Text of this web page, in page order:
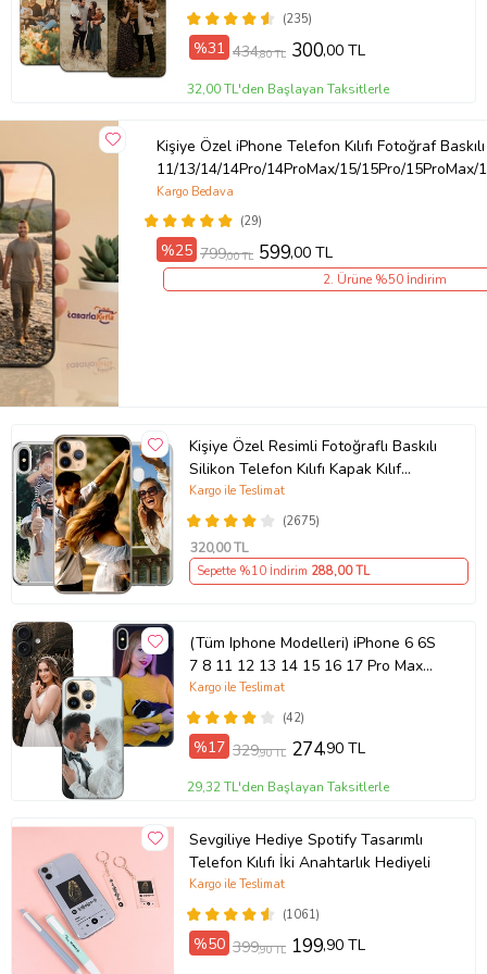
Ürün Kodu:kcm57884397 (235)
%31 434,80 TL 300,00 TL
32,00 TL'den Başlayan Taksitlerle
Kişiye Özel iPhone Telefon Kılıfı Fotoğraf Baskılı
11/13/14/14Pro/14ProMax/15/15Pro/
(29)
Kargo Bedava
%25 799,00 TL 599,00 TL
2. Ürüne %50 İndirim
Kişiye Özel Resimli Fotoğraflı Baskılı
Silikon Telefon Kılıfı Kapak Kılıf
(Telefon Modelleri Açıklamada)
(2675)
Kargo ile Teslimat
320,00 TL
Sepette %10 İndirim 288,00 TL
(Tüm Iphone Modelleri) iPhone 6 6S
7 8 11 12 13 14 15 16 17 Pro Max
Plus Mini Kişiye Özel Resimli
Fotoğraflı Kılıf(42)
Kargo ile Teslimat
%17 329,90 TL 274,90 TL
29,32 TL'den Başlayan Taksitlerle
Sevgiliye Hediye Spotify Tasarımlı
Telefon Kılıfı İki Anahtarlık Hediyeli
(1061)
Kargo ile Teslimat
%50 399,90 TL 199,90 TL